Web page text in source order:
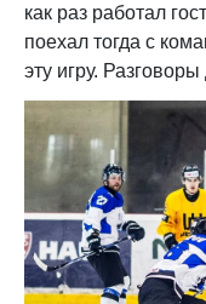
как раз работал
поехал тогда с
эту игру.